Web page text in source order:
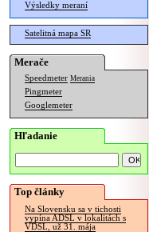
Výsledky meraní
Satelitná mapa SR
Merače
Speedmeter Merania
Pingmeter
Googlemeter
Hľadanie
Top články
Na Slovensku sa v tichosti
vypína ADSL v lokalitách s
VDSL, už 31. mája